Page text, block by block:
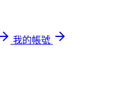
我的帳號